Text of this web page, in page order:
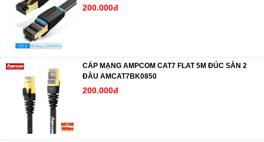
200.000đ
CÁP MẠNG AMPCOM CAT7 FLAT 5M ĐÚC SẴN 2
ĐẦU AMCAT7BK0850
200.000đ